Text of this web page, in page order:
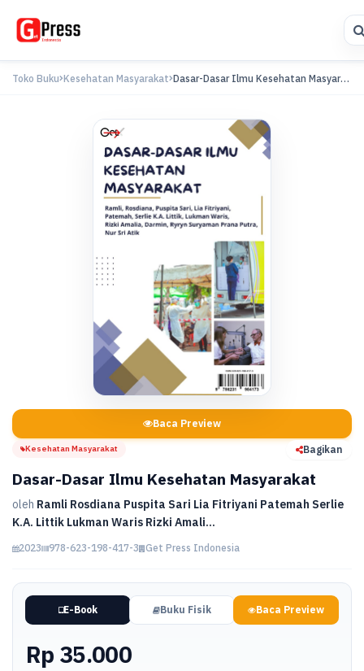
Toko Buku Kesehatan Masyarakat Dasar-Dasar Ilmu Kesehatan Masyarakat
Baca Preview
Kesehatan Masyarakat Bagikan
Dasar-Dasar Ilmu Kesehatan Masyarakat
oleh Ramli Rosdiana Puspita Sari Lia Fitriyani Patemah Serlie
K.A. Littik Lukman Waris Rizki Amali...
2023 978-623-198-417-3 Get Press Indonesia
E-Book Buku Fisik Baca Preview
Rp 35.000